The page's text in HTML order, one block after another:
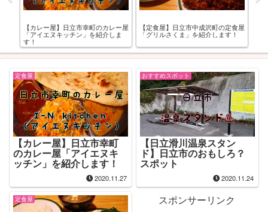
日立市中成沢町の定食屋
くま」を紹介します！
【スイーツ】水戸市・茨城町のスイ
ーツ店「パティスリーKOSAI」を紹
介します！
【スイーツ】日立市
トボーノ」を紹介し
定食屋
【カレー屋】日立市幸町
のカレー屋「アイエヌキ
ッチン」を紹介します！
2020.11.27
おすすめスポット
【日立滑川温泉スタン
ド】日立市のおもしろ？
スポット
2020.11.24
定食屋 スポンサーリンク